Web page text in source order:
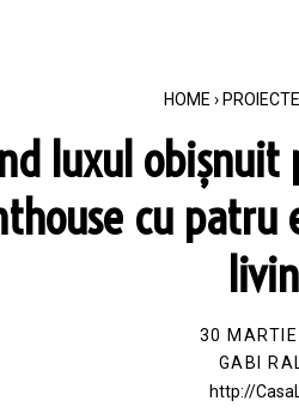
HOME ›
luxul
cu patru
30
GABI
http://